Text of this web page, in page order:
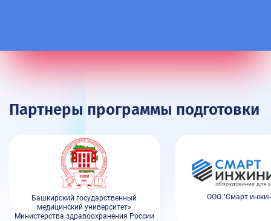
Партнеры программы подготовки
Башкирский государственный
медицинский университет»
Министерства здравоохранения России
ООО "Смарт